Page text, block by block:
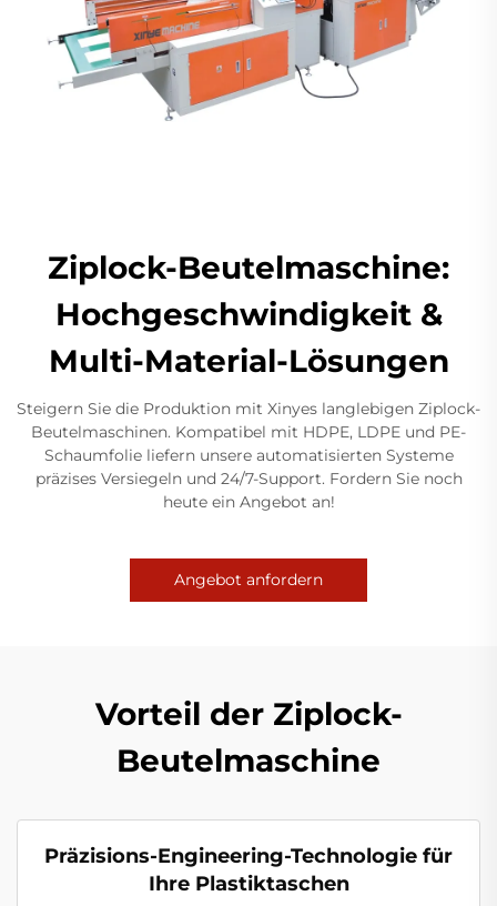
Ziplock-Beutelmaschine:
Hochgeschwindigkeit &
Multi-Material-Lösungen
Steigern Sie die Produktion mit Xinyes langlebigen Ziplock-
Beutelmaschinen. Kompatibel mit HDPE, LDPE und PE-
Schaumfolie liefern unsere automatisierten Systeme
präzises Versiegeln und 24/7-Support. Fordern Sie noch
heute ein Angebot an!
Angebot anfordern
Vorteil der Ziplock-
Beutelmaschine
Präzisions-Engineering-Technologie für
Ihre Plastiktaschen